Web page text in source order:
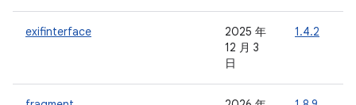
exifinterface
2025 年
12 月 3
日
1.4.2